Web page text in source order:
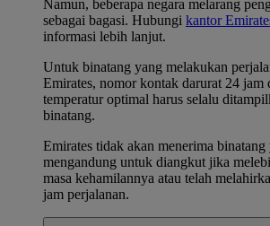
Namun, beberapa negara melarang
sebagai bagasi. Hubungi kantor
informasi lebih lanjut.
Untuk binatang yang melakukan
Emirates, nomor kontak darurat 24 jam
temperatur optimal harus selalu
binatang.
Emirates tidak akan menerima binatang
mengandung untuk diangkut jika
masa kehamilannya atau telah
jam perjalanan.